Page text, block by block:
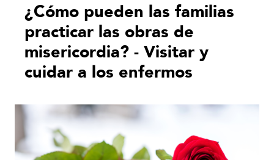
¿Cómo pueden las familias
practicar las obras de
misericordia? - Visitar y
cuidar a los enfermos